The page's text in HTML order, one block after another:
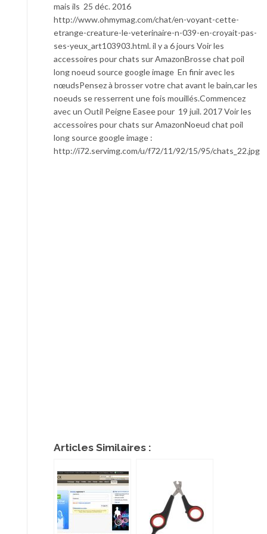
mais ils 25 déc. 2016
http://www.ohmymag.com/chat/en-voyant-cette-
etrange-creature-le-veterinaire-n-039-en-croyait-pas-
ses-yeux_art103903.html. il y a 6 jours Voir les
accessoires pour chats sur AmazonBrosse chat poil
long noeud source google image En finir avec les
nœudsPensez à brosser votre chat avant le bain,car les
noeuds se resserrent une fois mouillés.Commencez
avec un Outil Peigne Easee pour 19 juil. 2017 Voir les
accessoires pour chats sur AmazonNoeud chat poil
long source google image :
http://i72.servimg.com/u/f72/11/92/15/95/chats_22.jpg
Articles Similaires :